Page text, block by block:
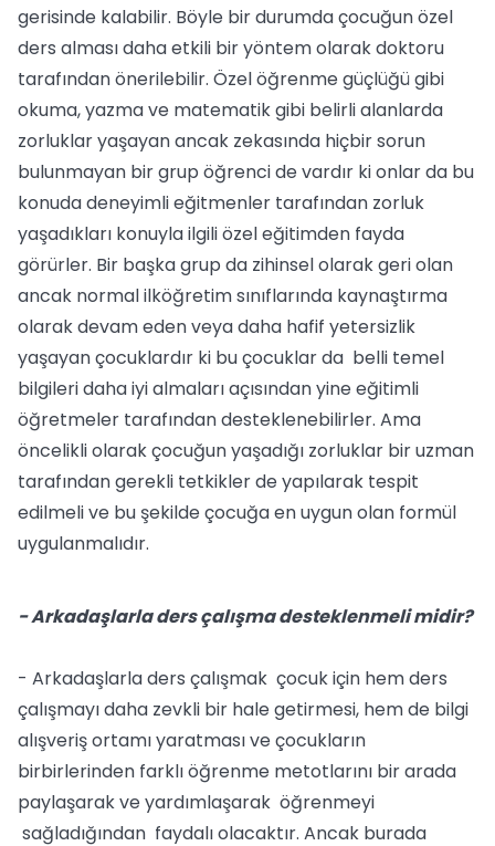
gerisinde kalabilir. Böyle bir durumda çocuğun özel
ders alması daha etkili bir yöntem olarak doktoru
tarafından önerilebilir. Özel öğrenme güçlüğü gibi
okuma, yazma ve matematik gibi belirli alanlarda
zorluklar yaşayan ancak zekasında hiçbir sorun
bulunmayan bir grup öğrenci de vardır ki onlar da bu
konuda deneyimli eğitmenler tarafından zorluk
yaşadıkları konuyla ilgili özel eğitimden fayda
görürler. Bir başka grup da zihinsel olarak geri olan
ancak normal ilköğretim sınıflarında kaynaştırma
olarak devam eden veya daha hafif yetersizlik
yaşayan çocuklardır ki bu çocuklar da belli temel
bilgileri daha iyi almaları açısından yine eğitimli
öğretmeler tarafından desteklenebilirler. Ama
öncelikli olarak çocuğun yaşadığı zorluklar bir uzman
tarafından gerekli tetkikler de yapılarak tespit
edilmeli ve bu şekilde çocuğa en uygun olan formül
uygulanmalıdır.
- Arkadaşlarla ders çalışma desteklenmeli midir?
- Arkadaşlarla ders çalışmak çocuk için hem ders
çalışmayı daha zevkli bir hale getirmesi, hem de bilgi
alışveriş ortamı yaratması ve çocukların
birbirlerinden farklı öğrenme metotlarını bir arada
paylaşarak ve yardımlaşarak öğrenmeyi
sağladığından faydalı olacaktır. Ancak burada